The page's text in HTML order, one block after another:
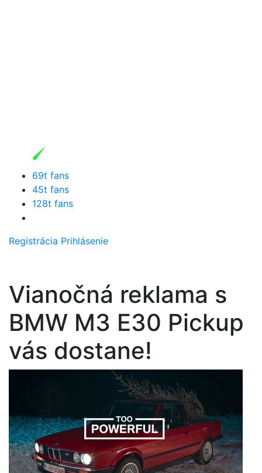
69t fans
45t fans
128t fans
Registrácia Prihlásenie
Vianočná reklama s
BMW M3 E30 Pickup
vás dostane!